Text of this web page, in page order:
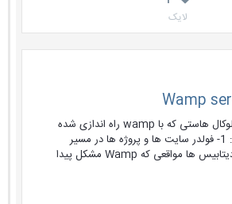
لایک
داده های حیاتی ما در لوکال هاستی که با wamp راه اندازی شده
شامل دو بخش هستند: 1- فولدر سایت ها و پروژه ها در مسیر
c:\wamp\www 2- دیتابیس ها مواقعی که Wamp مشکل پیدا